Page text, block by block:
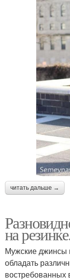
читать дальше →
на
Мужские джинсы
обладать
востребованных